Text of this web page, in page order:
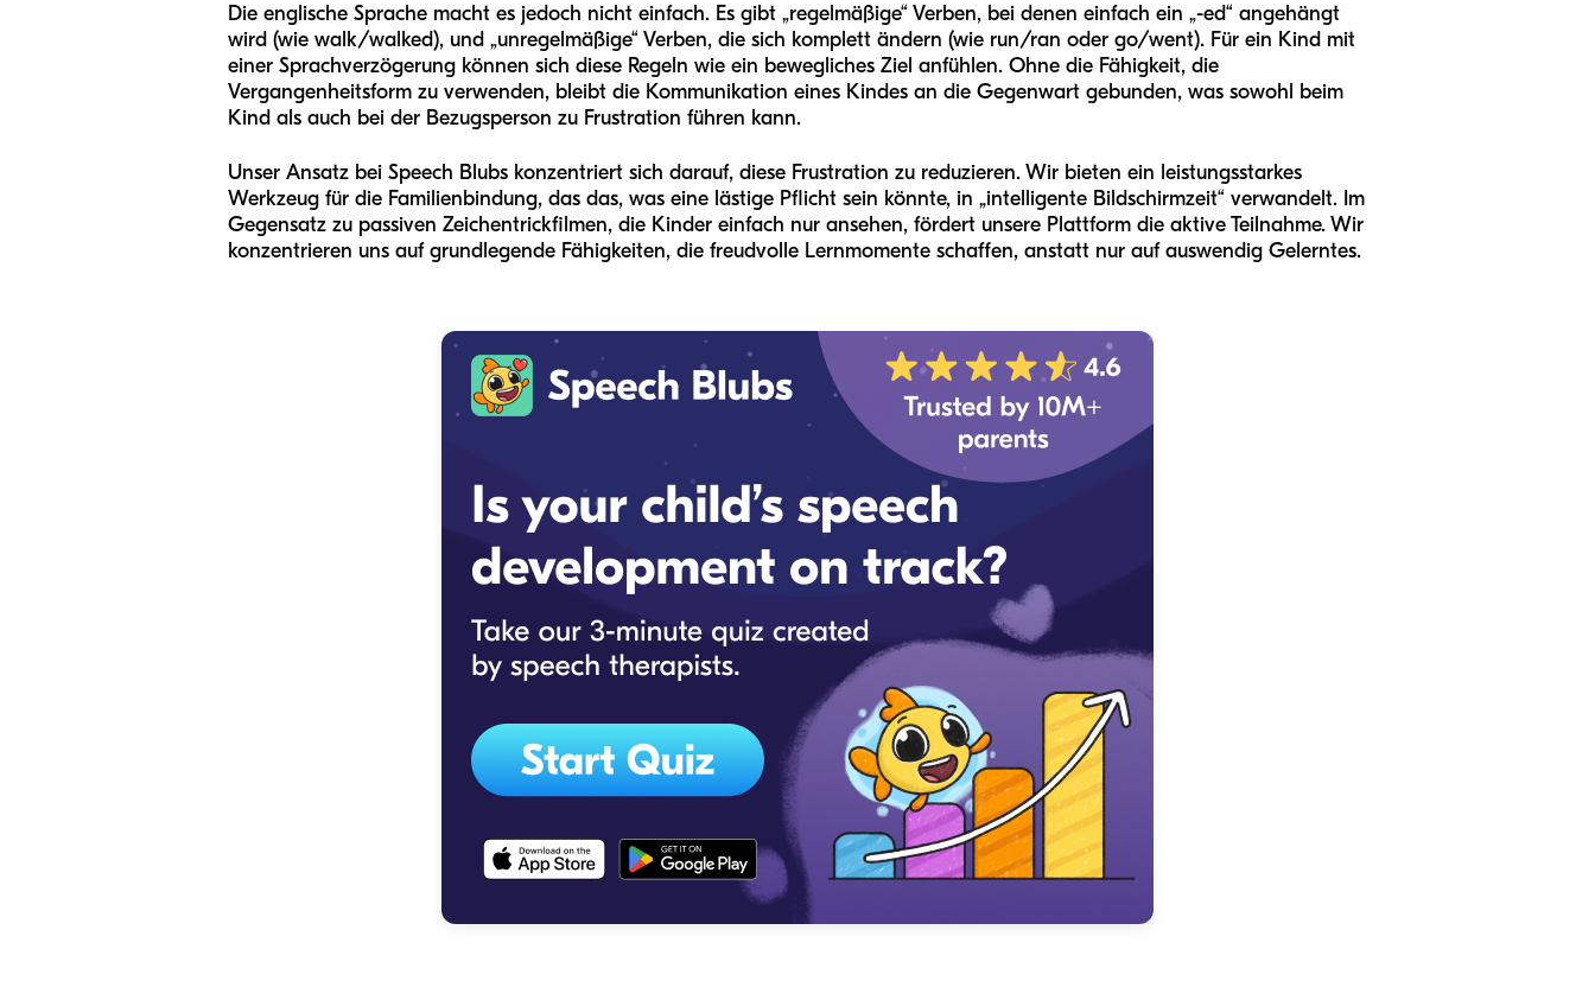
Die englische Sprache macht es jedoch nicht einfach. Es gibt „regelmäßige“ Verben, bei denen einfach ein „-ed“ angehängt
wird (wie walk/walked), und „unregelmäßige“ Verben, die sich komplett ändern (wie run/ran oder go/went). Für ein Kind mit
einer Sprachverzögerung können sich diese Regeln wie ein bewegliches Ziel anfühlen. Ohne die Fähigkeit, die
Vergangenheitsform zu verwenden, bleibt die Kommunikation eines Kindes an die Gegenwart gebunden, was sowohl beim
Kind als auch bei der Bezugsperson zu Frustration führen kann.
Unser Ansatz bei Speech Blubs konzentriert sich darauf, diese Frustration zu reduzieren. Wir bieten ein leistungsstarkes
Werkzeug für die Familienbindung, das das, was eine lästige Pflicht sein könnte, in „intelligente Bildschirmzeit“ verwandelt. Im
Gegensatz zu passiven Zeichentrickfilmen, die Kinder einfach nur ansehen, fördert unsere Plattform die aktive Teilnahme. Wir
konzentrieren uns auf grundlegende Fähigkeiten, die freudvolle Lernmomente schaffen, anstatt nur auf auswendig Gelerntes.